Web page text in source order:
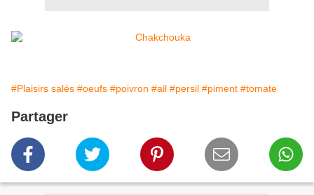
#Plaisirs salés #oeufs #poivron #ail #persil #piment #tomate
Partager